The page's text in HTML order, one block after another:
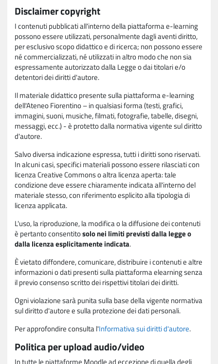
Disclaimer copyright
I contenuti pubblicati all'interno della piattaforma e-learning
possono essere utilizzati, personalmente dagli aventi diritto,
per esclusivo scopo didattico e di ricerca; non possono essere
né commercializzati, né utilizzati in altro modo che non sia
espressamente autorizzato dalla Legge o dai titolari e/o
detentori dei diritti d'autore.
Il materiale didattico presente sulla piattaforma e-learning
dell'Ateneo Fiorentino – in qualsiasi forma (testi, grafici,
immagini, suoni, musiche, filmati, fotografie, tabelle, disegni,
messaggi, ecc.) - è protetto dalla normativa vigente sul diritto
d'autore.
Salvo diversa indicazione espressa, tutti i diritti sono riservati.
In alcuni casi, specifici materiali possono essere rilasciati con
licenza Creative Commons o altra licenza aperta: tale
condizione deve essere chiaramente indicata all'interno del
materiale stesso, con riferimento esplicito alla tipologia di
licenza applicata.
L'uso, la riproduzione, la modifica o la diffusione dei contenuti
è pertanto consentitosolo nei limiti previsti dalla legge o
dalla licenza esplicitamente indicata.
È vietato diffondere, comunicare, distribuire i contenuti e altre
informazioni o dati presenti sulla piattaforma elearning senza
il previo consenso scritto dei rispettivi titolari dei diritti.
Ogni violazione sarà punita sulla base della vigente normativa
sul diritto d'autore e sulla protezione dei dati personali.
Per approfondire consulta l'Informativa sui diritti d'autore.
Politica per upload audio/video
In tutte le piattaforme Moodle ad eccezione di quella degli